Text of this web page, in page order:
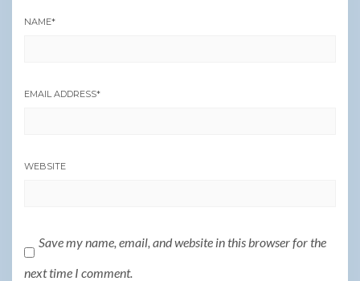
NAME*
EMAIL ADDRESS*
WEBSITE
Save my name, email, and website in this browser for the
next time I comment.